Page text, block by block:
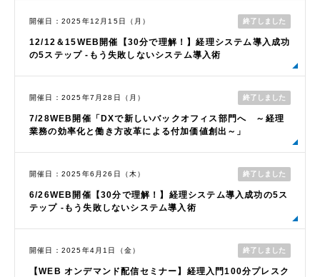
開催日：2025年12月15日（月） 終了しました
12/12＆15WEB開催【30分で理解！】経理システム導入成功
の5ステップ -もう失敗しないシステム導入術
開催日：2025年7月28日（月） 終了しました
7/28WEB開催「DXで新しいバックオフィス部門へ ～経理
業務の効率化と働き方改革による付加価値創出～」
開催日：2025年6月26日（木） 終了しました
6/26WEB開催【30分で理解！】経理システム導入成功の5ス
テップ -もう失敗しないシステム導入術
開催日：2025年4月1日（金） 終了しました
【WEB オンデマンド配信セミナー】経理入門100分プレスク